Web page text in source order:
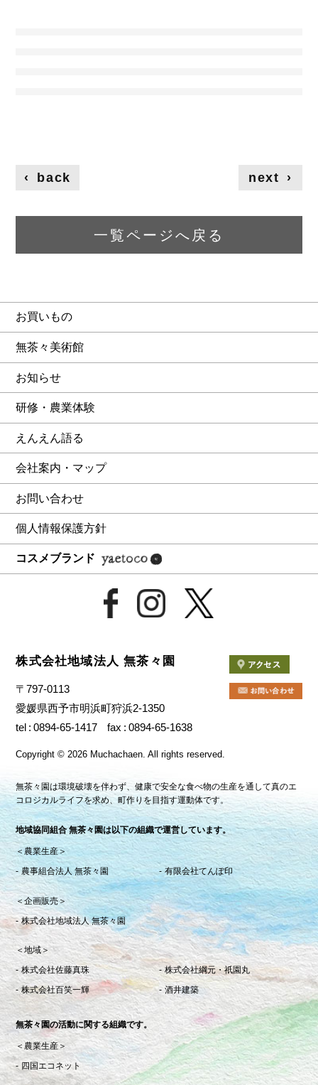
‹ back next ›
一覧ページへ戻る
お買いもの
無茶々美術館
お知らせ
研修・農業体験
えんえん語る
会社案内・マップ
お問い合わせ
個人情報保護方針
コスメブランド
株式会社地域法人 無茶々園
〒797-0113
愛媛県西予市明浜町狩浜2-1350
tel
0894-65-1417 fax 0894-65-1638
Copyright© 2026 Muchachaen.All rights reserved.
無茶々園は環境破壊を伴わず、健康で安全な食べ物の生産を通して真のエ
コロジカルライフを求め、町作りを目指す運動体です。
地域協同組合 無茶々園は以下の組織で運営しています。
＜農業生産＞
農事組合法人 無茶々園
有限会社てんぽ印
＜企画販売＞
株式会社地域法人 無茶々園
＜地域＞
株式会社佐藤真珠
株式会社綱元・祇園丸
株式会社百笑一輝
酒井建築
無茶々園の活動に関する組織です。
＜農業生産＞
四国エコネット